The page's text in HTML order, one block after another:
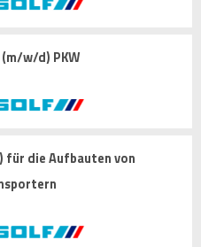
w/d) PKW
für die Aufbauten von